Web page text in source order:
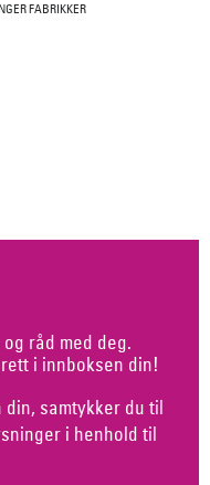
FABRIKKER
råd med deg.
i innboksen din!
samtykker du til
i henhold til